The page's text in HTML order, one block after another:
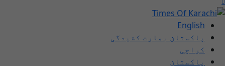
English
پاکستان بھارت کشیدگی
کراچی
پاکستان